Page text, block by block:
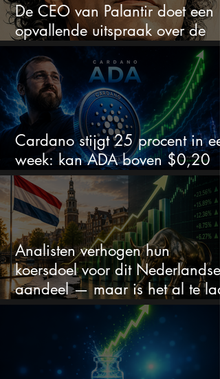
De CEO van Palantir doet een
opvallende uitspraak over de
beurs
Cardano stijgt 25 procent in
week: kan ADA boven $0,20
blijven?
Analisten verhogen hun
koersdoel voor dit Nederlandse
aandeel — maar is het al te laat
om in te stappen?